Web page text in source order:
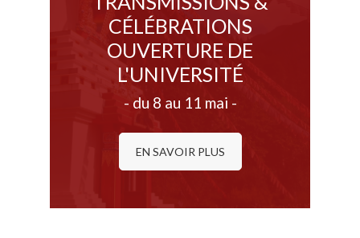
CÉLÉBRATIONS
OUVERTURE DE
L'UNIVERSITÉ
- du 8 au 11 mai -
EN SAVOIR PLUS